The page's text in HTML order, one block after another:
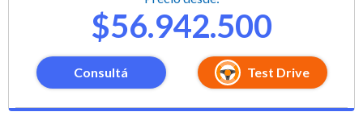
$56.942.500
Consultá Test Drive